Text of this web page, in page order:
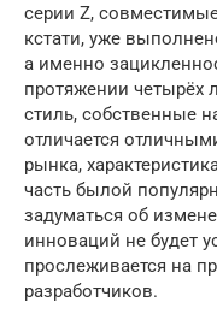
серии Z,
кстати, уже
а именно
протяжении четырёх
стиль, собственные
отличается
рынка,
часть былой
задуматься об
инноваций не будет
прослеживается на
разработчиков.